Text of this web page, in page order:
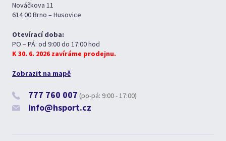
Nováčkova 11
614 00 Brno – Husovice
Otevírací doba:
PO – PÁ: od 9:00 do 17:00 hod
K 30. 6. 2026 zavíráme prodejnu.
Zobrazit na mapě
777 760 007 (po-pá: 9:00 - 17:00)
info@hsport.cz